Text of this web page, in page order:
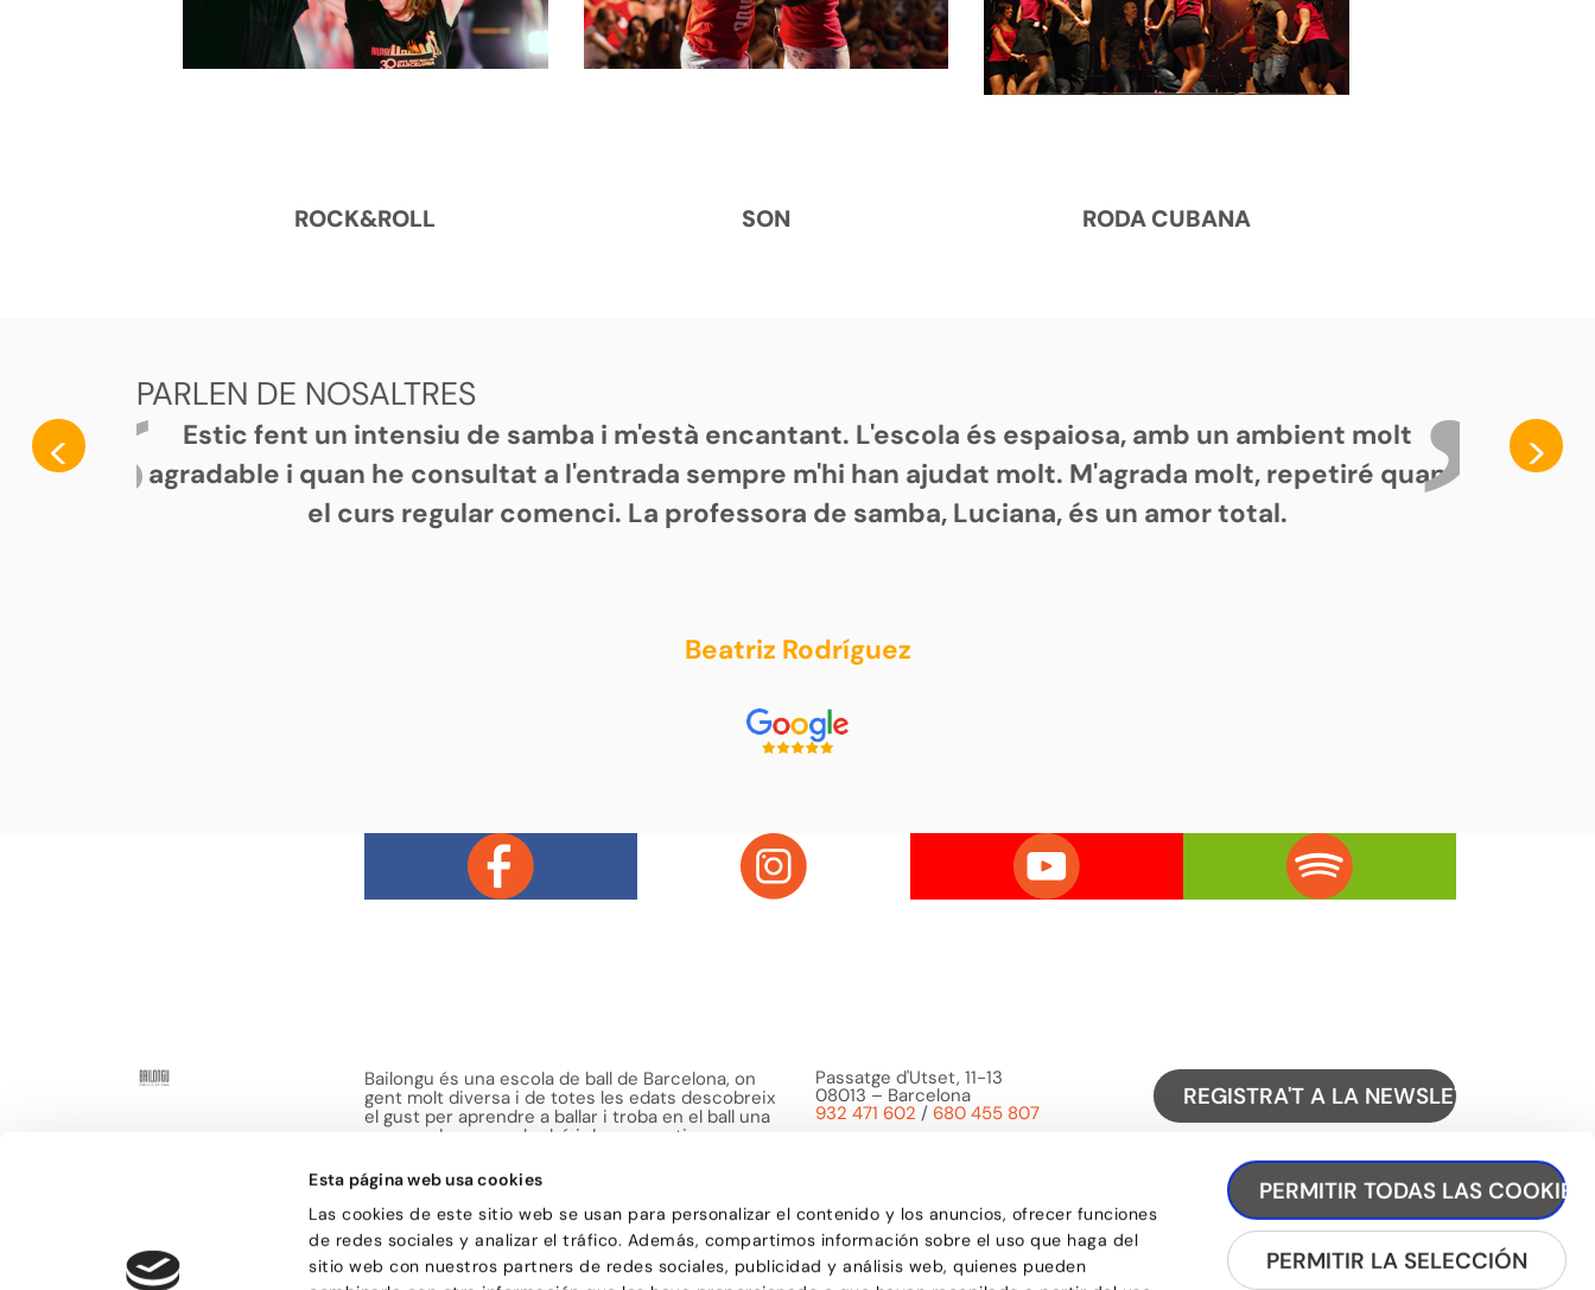
Esta página web usa cookies
Las cookies de este sitio web se usan para personalizar el contenido y los anuncios, ofrecer funciones
de redes sociales y analizar el tráfico. Además, compartimos información sobre el uso que haga del
sitio web con nuestros partners de redes sociales, publicidad y análisis web, quienes pueden
PERMITIR TODAS LAS COOKIES
PERMITIR LA SELECCIÓN
ROCK&ROLL SON RODA CUBANA
PARLEN DE NOSALTRES
<
Estic fent un intensiu de samba i m'està encantant. L'escola és espaiosa, amb un ambient molt
agradable i quan he consultat a l'entrada sempre m'hi han ajudat molt. M'agrada molt, repetiré quan
el curs regular comenci. La professora de samba, Luciana, és un amor total.
Beatriz Rodríguez
>
Bailongu és una escola de ball de Barcelona, on
gent molt diversa i de totes les edats descobreix
el gust per aprendre a ballar i troba en el ball una
manera de passar-ho bé i de compartir
Passatge d'Utset, 11-13
08013 – Barcelona
932 471 602 / 680 455 807
REGISTRA'T A LA NEWSLETTER